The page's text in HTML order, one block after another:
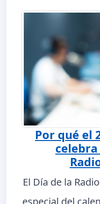
Por qué el
El Día de la
especial del